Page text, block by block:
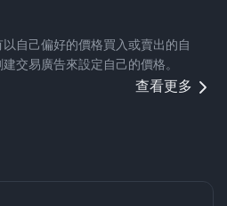
自己偏好的價格買入或賣出的自
交易廣告來設定自己的價格。
查看更多